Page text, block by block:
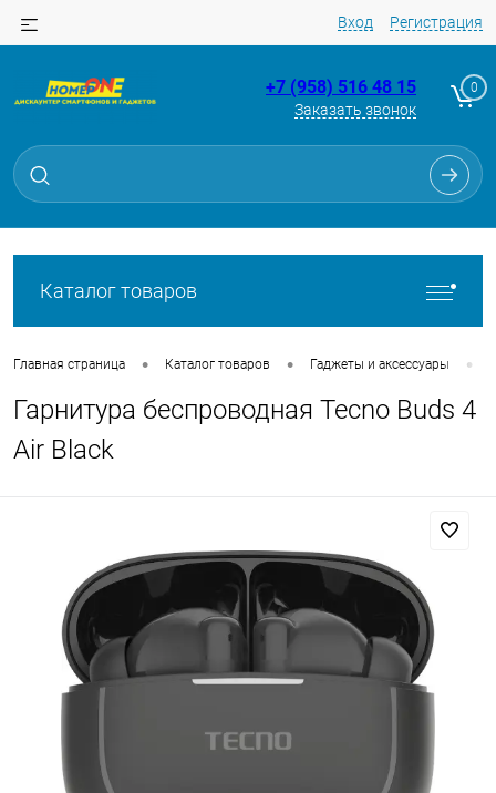
Вход Регистрация
+7 (958) 516 48 15
Заказать звонок
0
Каталог товаров
Главная страница • Каталог товаров • Гаджеты и аксессуары •
Гарнитура беспроводная Tecno Buds 4
Air Black
Для клиентов всех банков
Разбейте
без переплат
Сегодня
в корзину
Оплачивайте сегодня только
25
% картой любого банка
Получайте товар
выбранный способом